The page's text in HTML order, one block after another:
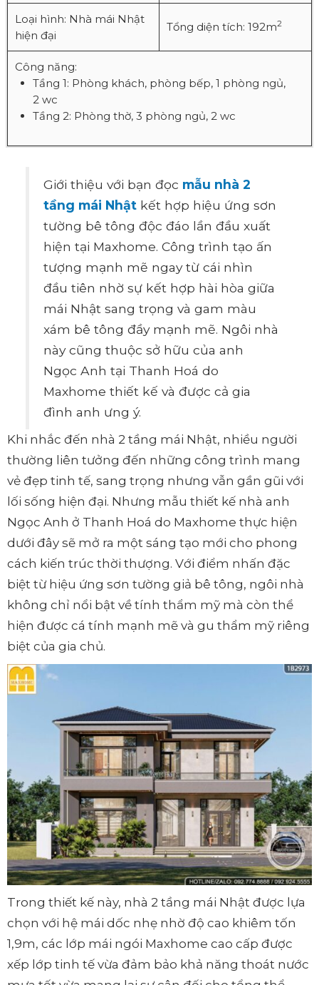
Loại hình: Nhà mái Nhật
hiện đại
Tổng diện tích: 192m2
Công năng:
Tầng 1: Phòng khách, phòng bếp, 1 phòng ngủ,
2 wc
Tầng 2: Phòng thờ, 3 phòng ngủ, 2 wc
Giới thiệu với bạn đọc mẫu nhà 2
tầng mái Nhật kết hợp hiệu ứng sơn
tường bê tông độc đáo lần đầu xuất
hiện tại Maxhome. Công trình tạo ấn
tượng mạnh mẽ ngay từ cái nhìn
đầu tiên nhờ sự kết hợp hài hòa giữa
mái Nhật sang trọng và gam màu
xám bê tông đầy mạnh mẽ. Ngôi nhà
này cũng thuộc sở hữu của anh
Ngọc Anh tại Thanh Hoá do
Maxhome thiết kế và được cả gia
đình anh ưng ý.
Khi nhắc đến nhà 2 tầng mái Nhật, nhiều người
thường liên tưởng đến những công trình mang
vẻ đẹp tinh tế, sang trọng nhưng vẫn gần gũi với
lối sống hiện đại. Nhưng mẫu thiết kế nhà anh
Ngọc Anh ở Thanh Hoá do Maxhome thực hiện
dưới đây sẽ mở ra một sáng tạo mới cho phong
cách kiến trúc thời thượng. Với điểm nhấn đặc
biệt từ hiệu ứng sơn tường giả bê tông, ngôi nhà
không chỉ nổi bật về tính thẩm mỹ mà còn thể
hiện được cá tính mạnh mẽ và gu thẩm mỹ riêng
biệt của gia chủ.
Trong thiết kế này, nhà 2 tầng mái Nhật được lựa
chọn với hệ mái dốc nhẹ nhờ độ cao khiêm tốn
1,9m, các lớp mái ngói Maxhome cao cấp được
xếp lớp tinh tế vừa đảm bảo khả năng thoát nước